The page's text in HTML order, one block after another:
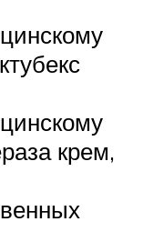
крем,